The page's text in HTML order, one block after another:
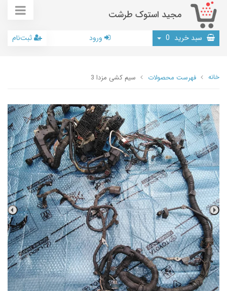
مجید استوک طرشت
سبد خرید 0 ورود ثبت‌نام
خانه فهرست محصولات سیم کشی مزدا 3